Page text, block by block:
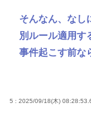
そんなん、なし
別ルール適用す
事件起こす前な
5 : 2025/09/18(木)